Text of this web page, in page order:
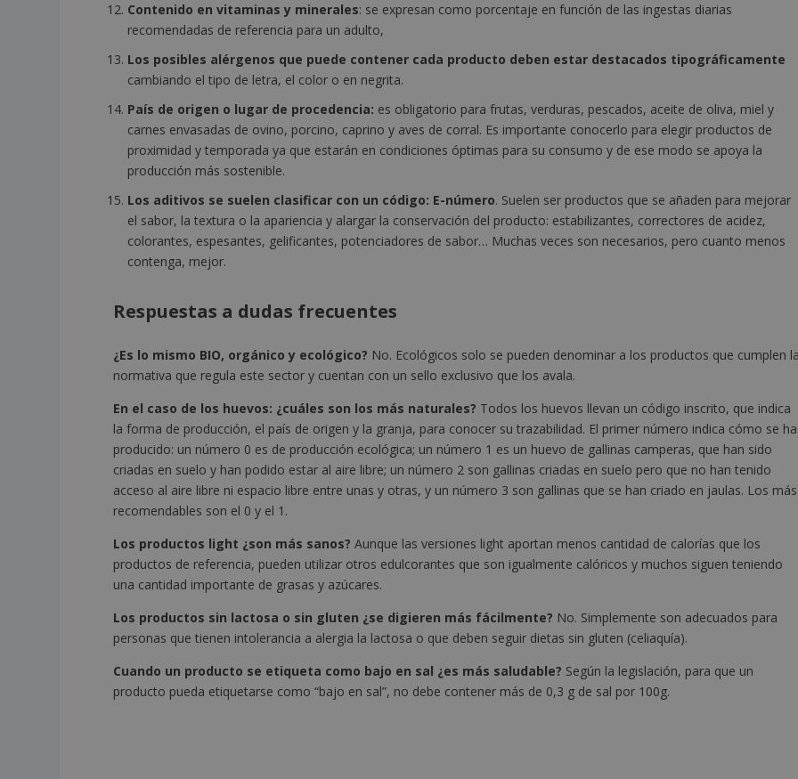
Contenido en vitaminas y minerales: se expresan como porcentaje en función de las ingestas diarias
recomendadas de referencia para un adulto,
Los posibles alérgenos que puede contener cada producto deben estar destacados tipográficamente
cambiando el tipo de letra, el color o en negrita.
País de origen o lugar de procedencia: es obligatorio para frutas, verduras, pescados, aceite de oliva, miel y
carnes envasadas de ovino, porcino, caprino y aves de corral. Es importante conocerlo para elegir productos de
proximidad y temporada ya que estarán en condiciones óptimas para su consumo y de ese modo se apoya la
producción más sostenible.
Los aditivos se suelen clasificar con un código: E-número. Suelen ser productos que se añaden para mejorar
el sabor, la textura o la apariencia y alargar la conservación del producto: estabilizantes, correctores de acidez,
colorantes, espesantes, gelificantes, potenciadores de sabor… Muchas veces son necesarios, pero cuanto menos
contenga, mejor.
Respuestas a dudas frecuentes
¿Es lo mismo BIO, orgánico y ecológico? No. Ecológicos solo se pueden denominar a los productos que cumplen
normativa que regula este sector y cuentan con un sello exclusivo que los avala.
En el caso de los huevos: ¿cuáles son los más naturales? Todos los huevos llevan un código inscrito, que indica
la forma de producción, el país de origen y la granja, para conocer su trazabilidad. El primer número indica cómo se ha
producido: un número 0 es de producción ecológica; un número 1 es un huevo de gallinas camperas, que han sido
criadas en suelo y han podido estar al aire libre; un número 2 son gallinas criadas en suelo pero que no han tenido
acceso al aire libre ni espacio libre entre unas y otras, y un número 3 son gallinas que se han criado en jaulas. Los más
recomendables son el 0 y el 1.
Los productos light ¿son más sanos? Aunque las versiones light aportan menos cantidad de calorías que los
productos de referencia, pueden utilizar otros edulcorantes que son igualmente calóricos y muchos siguen teniendo
una cantidad importante de grasas y azúcares.
Los productos sin lactosa o sin gluten ¿se digieren más fácilmente? No. Simplemente son adecuados para
personas que tienen intolerancia a alergia la lactosa o que deben seguir dietas sin gluten (celiaquía).
Cuando un producto se etiqueta como bajo en sal ¿es más saludable? Según la legislación, para que un
producto pueda etiquetarse como “bajo en sal”, no debe contener más de 0,3 g de sal por 100g.